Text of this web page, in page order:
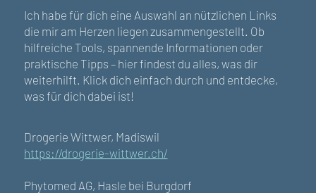
Ich habe für dich eine Auswahl an nützlichen Links
die mir am Herzen liegen zusammengestellt. Ob
hilfreiche Tools, spannende Informationen oder
praktische Tipps – hier findest du alles, was dir
weiterhilft. Klick dich einfach durch und entdecke,
was für dich dabei ist!
Drogerie Wittwer, Madiswil
https://drogerie-wittwer.ch/
Phytomed AG, Hasle bei Burgdorf